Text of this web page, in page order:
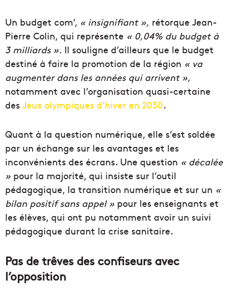
Un budget com’, « insignifiant », rétorque Jean-
Pierre Colin, qui représente « 0,04% du budget à
3 milliards ». Il souligne d’ailleurs que le budget
destiné à faire la promotion de la région « va
augmenter dans les années qui arrivent »,
notamment avec l’organisation quasi-certaine
des Jeux olympiques d’hiver en 2030.
Quant à la question numérique, elle s’est soldée
par un échange sur les avantages et les
inconvénients des écrans. Une question « décalée
» pour la majorité, qui insiste sur l’outil
pédagogique, la transition numérique et sur un «
bilan positif sans appel » pour les enseignants et
les élèves, qui ont pu notamment avoir un suivi
pédagogique durant la crise sanitaire.
Pas de trêves des confiseurs avec
l’opposition